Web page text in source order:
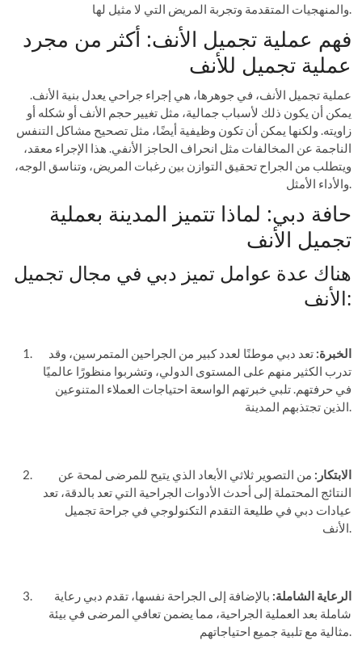
والمنهجيات المتقدمة وتجربة المريض التي لا مثيل لها.
فهم عملية تجميل الأنف: أكثر من مجرد
عملية تجميل للأنف
عملية تجميل الأنف، في جوهرها، هي إجراء جراحي يعدل بنية الأنف.
يمكن أن يكون ذلك لأسباب جمالية، مثل تغيير حجم الأنف أو شكله أو
زاويته. ولكنها يمكن أن تكون وظيفية أيضًا، مثل تصحيح مشاكل التنفس
الناجمة عن المخالفات مثل انحراف الحاجز الأنفي. هذا الإجراء معقد،
ويتطلب من الجراح تحقيق التوازن بين رغبات المريض، وتناسق الوجه،
والأداء الأمثل.
حافة دبي: لماذا تتميز المدينة بعملية
تجميل الأنف
هناك عدة عوامل تميز دبي في مجال تجميل
الأنف:
الخبرة: تعد دبي موطنًا لعدد كبير من الجراحين المتمرسين، وقد
تدرب الكثير منهم على المستوى الدولي، وتشربوا منظورًا عالميًا
في حرفتهم. تلبي خبرتهم الواسعة احتياجات العملاء المتنوعين
الذين تجتذبهم المدينة.
الابتكار: من التصوير ثلاثي الأبعاد الذي يتيح للمرضى لمحة عن
النتائج المحتملة إلى أحدث الأدوات الجراحية التي تعد بالدقة، تعد
عيادات دبي في طليعة التقدم التكنولوجي في جراحة تجميل
الأنف.
الرعاية الشاملة: بالإضافة إلى الجراحة نفسها، تقدم دبي رعاية
شاملة بعد العملية الجراحية، مما يضمن تعافي المرضى في بيئة
مثالية مع تلبية جميع احتياجاتهم.